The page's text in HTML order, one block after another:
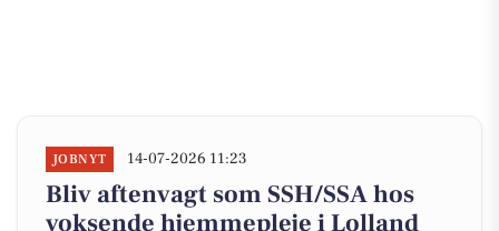
JOBNYT 14-07-2026 11:23
Bliv aftenvagt som SSH/SSA hos
voksende hjemmepleje i Lolland